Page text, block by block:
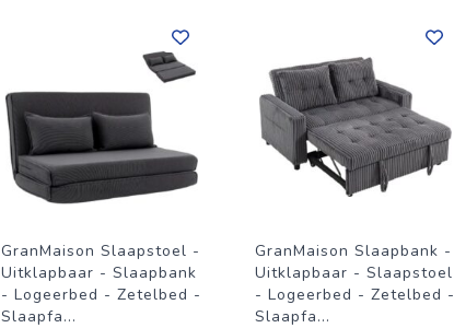
GranMaison Slaapstoel -
Uitklapbaar - Slaapbank
- Logeerbed - Zetelbed -
Slaapfa...
GranMaison Slaapbank -
Uitklapbaar - Slaapstoel
- Logeerbed - Zetelbed -
Slaapfa...